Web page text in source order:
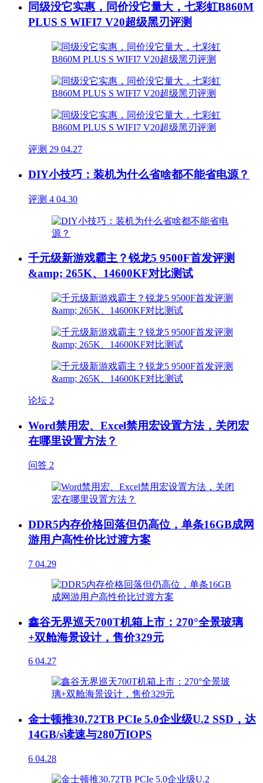
同级没它实惠，同价没它量大，七彩虹B860M
PLUS S WIFI7 V20超级黑刃评测
评测 29 04.27
DIY小技巧：装机为什么省啥都不能省电源？
评测 4 04.30
千元级新游戏霸主？锐龙5 9500F首发评测
&amp; 265K、14600KF对比测试
论坛 2
Word禁用宏、Excel禁用宏设置方法，关闭宏
在哪里设置方法？
问答 2
DDR5内存价格回落但仍高位，单条16GB成网
游用户高性价比过渡方案
7 04.29
鑫谷无界巡天700T机箱上市：270°全景玻璃
+双舱海景设计，售价329元
6 04.27
金士顿推30.72TB PCIe 5.0企业级U.2 SSD，达
14GB/s读速与280万IOPS
6 04.28